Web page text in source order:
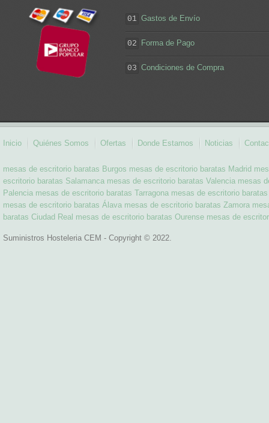
01 Gastos de Envío
02 Forma de Pago
03 Condiciones de Compra
Inicio Quiénes Somos Ofertas Donde Estamos Noticias
mesas de escritorio baratas Burgos mesas de escritorio baratas Madrid
escritorio baratas Salamanca mesas de escritorio baratas Valencia mesas
Palencia mesas de escritorio baratas Tarragona mesas de escritorio
mesas de escritorio baratas Álava mesas de escritorio baratas Zamora
baratas Ciudad Real mesas de escritorio baratas Ourense mesas de
Suministros Hosteleria CEM - Copyright © 2022.